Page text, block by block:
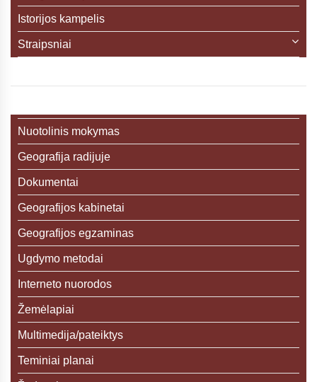
Istorijos kampelis
Straipsniai
Nuotolinis mokymas
Geografija radijuje
Dokumentai
Geografijos kabinetai
Geografijos egzaminas
Ugdymo metodai
Interneto nuorodos
Žemėlapiai
Multimedija/pateiktys
Teminiai planai